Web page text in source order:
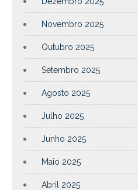
Novembro 2025
Outubro 2025
Setembro 2025
Agosto 2025
Julho 2025
Junho 2025
Maio 2025
Abril 2025